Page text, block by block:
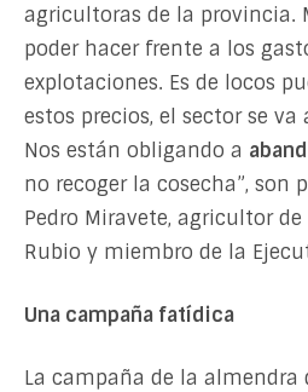
agricultoras de la provincia.
poder hacer frente a los
explotaciones. Es de locos
estos precios, el sector se
Nos están obligando a
no recoger la cosecha”, son
Pedro Miravete, agricultor
Rubio y miembro de la
Una campaña fatídica
La campaña de la almendra